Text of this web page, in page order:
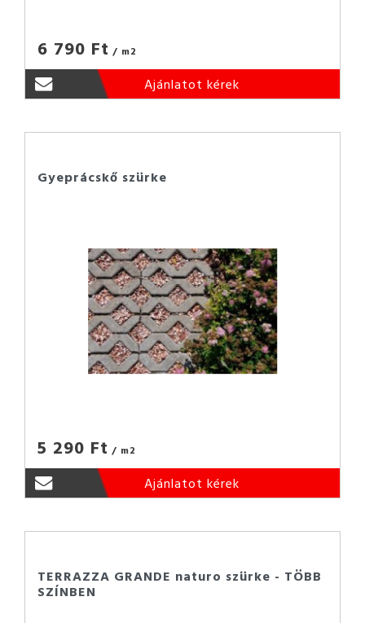
6 790 Ft / m2
Ajánlatot kérek
Gyeprácskő szürke
5 290 Ft / m2
Ajánlatot kérek
TERRAZZA GRANDE naturo szürke - TÖBB
SZÍNBEN